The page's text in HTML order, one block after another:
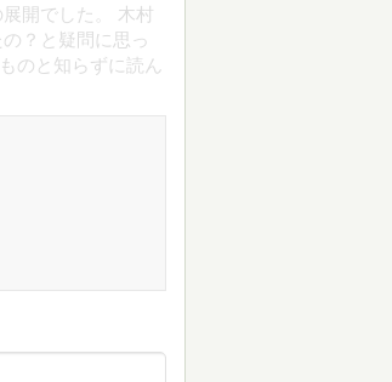
開でした。 木村
？と疑問に思っ
のと知らずに読ん